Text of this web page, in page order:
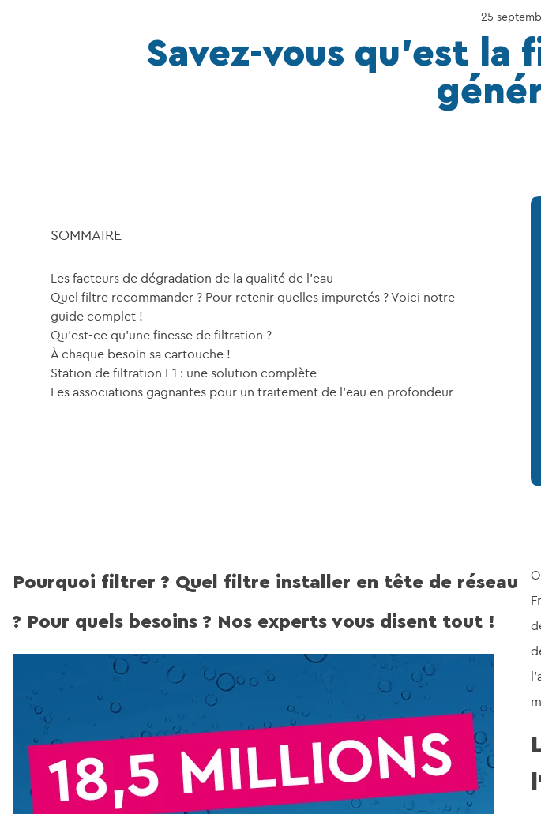
25
Savez-vous qu’est
SOMMAIRE
Les facteurs de dégradation de la qualité de l’eau
Quel filtre recommander ? Pour retenir quelles impuretés ? Voici notre
guide complet !
Qu’est-ce qu’une finesse de filtration ?
À chaque besoin sa cartouche !
Station de filtration E1 : une solution complète
Les associations gagnantes pour un traitement de l’eau en profondeur
Pourquoi filtrer ? Quel filtre installer en tête de réseau
? Pour quels besoins ? Nos experts vous disent tout !